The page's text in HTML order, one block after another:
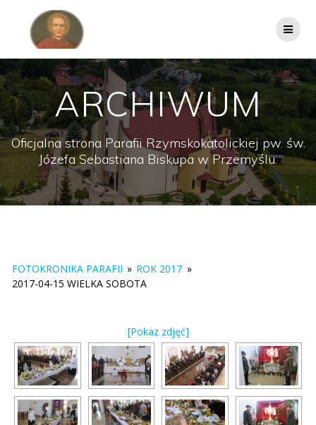
ARCHIWUM
Oficjalna strona Parafii Rzymskokatolickiej pw. św.
Józefa Sebastiana Biskupa w Przemyślu.
FOTOKRONIKA PARAFII » ROK 2017 »
2017-04-15 WIELKA SOBOTA
[Pokaz zdjęć]